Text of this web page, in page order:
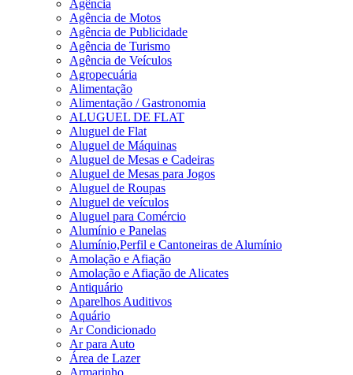
Agência
Agência de Motos
Agência de Publicidade
Agência de Turismo
Agência de Veículos
Agropecuária
Alimentação
Alimentação / Gastronomia
ALUGUEL DE FLAT
Aluguel de Flat
Aluguel de Máquinas
Aluguel de Mesas e Cadeiras
Aluguel de Mesas para Jogos
Aluguel de Roupas
Aluguel de veículos
Aluguel para Comércio
Alumínio e Panelas
Alumínio,Perfil e Cantoneiras de Alumínio
Amolação e Afiação
Amolação e Afiação de Alicates
Antiquário
Aparelhos Auditivos
Aquário
Ar Condicionado
Ar para Auto
Área de Lazer
Armarinho